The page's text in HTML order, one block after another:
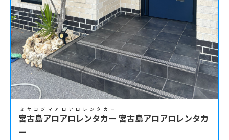
宮古島アロアロレンタカー
ミヤコジマアロアロレンタカー
宮古島アロアロレンタカ
ー